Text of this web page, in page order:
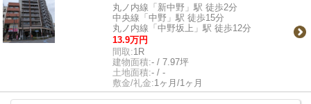
丸ノ内線「新中野」駅 徒歩2分
中央線「中野」駅 徒歩15分
丸ノ内線「中野坂上」駅 徒歩12分
13.9万円
間取:1R
建物面積:- / 7.97坪
土地面積:- / -
敷金/礼金:1ヶ月/1ヶ月